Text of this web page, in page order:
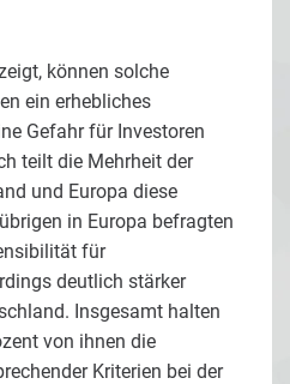
können solche
ein erhebliches
Gefahr für Investoren
teilt die Mehrheit der
und Europa diese
in Europa befragten
für
deutlich stärker
Insgesamt halten
von ihnen die
Kriterien bei der